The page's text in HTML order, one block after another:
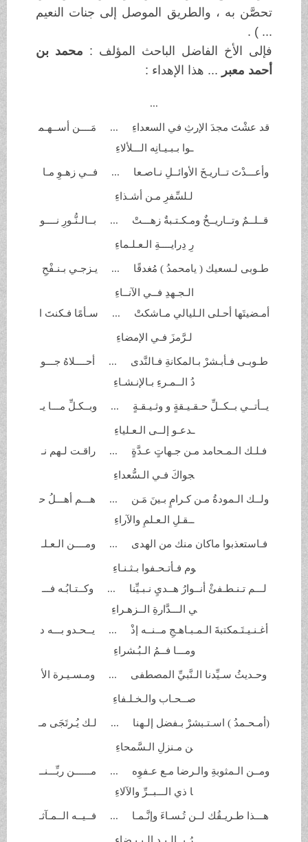
تحصَّن به ، والطريق الموصل إلى جنات النعيم
... ) .
فإلى الأخ الفاضل الباحث المؤلف : محمد بن
أحمد معبر... هذا الإهداء :
...
قد عشْتَ مجدَ الإرثِ في السعداءِ ... مَــــن أســهـم
ـوا بـبـيـانِهالـــلألاءِ
وأعـــدْتَ تــاريـخَ الأوائــلِنـاصـعا ... فــي زهـوِ مـا
لـلسِّفرِ مـنأشـذاءِ
قــلــمٌ وتــاريــخٌ ومـكـتـبةٌزهـــتْ ... بــالـنُّـورِ نــــو
رِ دِرايــــةِالـعـلـماءِ
طـوبى لـسعيك ( يامحمدُ )مُغدقًا ... يـزجـي بـنـفْحِ
الـجـهدِ فــي الآنــاءِ
أمـضيتَها أحـلى الـلياليمـاشكتْ ... سـأمًا فـكنتَ ا
لـرَّمزَ فـيالإمضاءِ
طـوبـى فـأبـشرْ بـالمكانةِ فـالنَّدى ... أحــــلاهُ جـــو
دُ الــمـرءِبـالإنـشـاءِ
يــأتــي بــكــلِّ حـقـيـقةٍ ووثـيـقـةٍ ... وبــكـلِّ مـــا يـ
ـدعـو إلــى الـعـلياءِ
فـلـك الـمـحامد مـن جـهاتٍعـدَّةٍ ... راقـت لـهم نـ
جواكَ فـيالـسُّعداءِ
ولــك الـمودةُ مـن كـرامٍ بـينَ مَـن ... هـــم أهـــلُ ح
ــقـلِ الـعـلمِوالآراءِ
فـاستعذبوا ماكان منك منالهدى ... ومــــن الـعـلـ
وم فـأتـحـفوا بـثـنـاءِ
لـــم تـنـطـفئْ أنــوارُ هــديِ نـبـيِّنا ... وكــتـابُـه فـــ
ي الـــدَّارةِ الــزهـراءِ
أغـنـيـتَـمكتبةَ الـمـبـاهـجِ مــنــه إذْ ... يــحـدو بـــه د
ومـــا فــمُالـبُـشراءِ
وحـديثُ سـيِّدنا الـنَّبيِّالمصطفى ... ومـسـيـرة الأ
صــحـابوالـخـلـفاءِ
(أمـحـمدُ ) اسـتـبشرْ بـفضلإلـهنا ... لـك يُـرتَجَى مـ
ن مـنزلِالـسَّمحاءِ
ومــن الـمثوبةِ والـرضا مـع عـفوِه ... مــــــن ربِّـــنــ
ا ذي الـــبــرِّوالآلاءِ
هـــذا طـريـقُك لــن تُـسـاءَوإنَّـمـا ... فــيــه الــمـآثـ
رُ بــالـيـدالـبـيـضاءِ